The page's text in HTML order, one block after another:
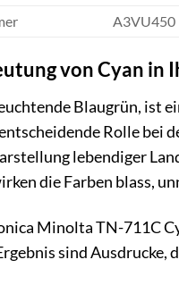
A3VU450
von Cyan in
Blaugrün, ist
Rolle bei
lebendiger
die Farben blass,
Minolta TN-711C
sind